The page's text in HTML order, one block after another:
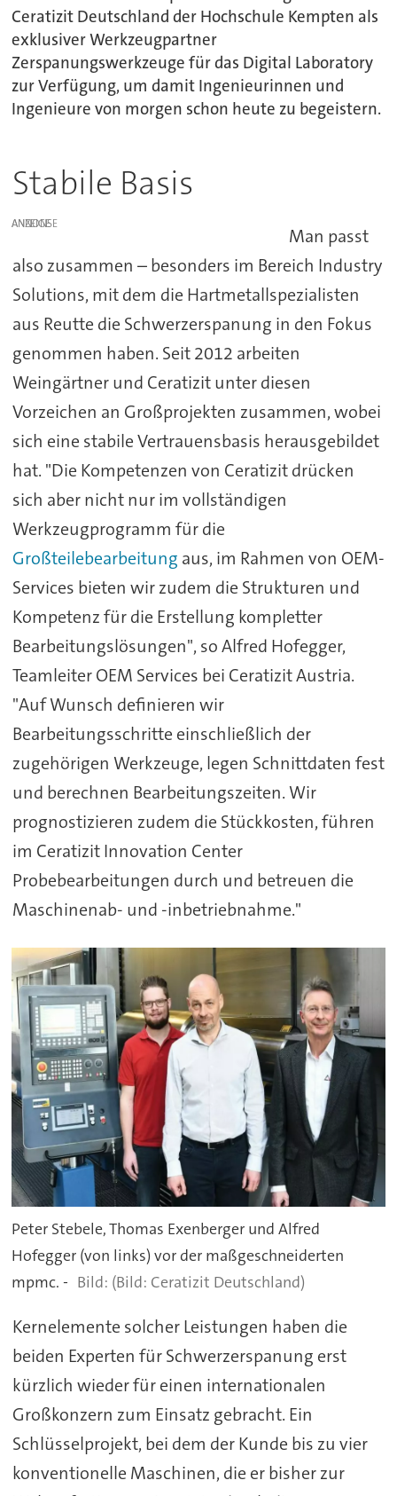
Ceratizit Deutschland der Hochschule Kempten als
exklusiver Werkzeugpartner
Zerspanungswerkzeuge für das Digital Laboratory
zur Verfügung, um damit Ingenieurinnen und
Ingenieure von morgen schon heute zu begeistern.
Stabile Basis
ANZEIGE
Man passt
also zusammen – besonders im Bereich Industry
Solutions, mit dem die Hartmetallspezialisten
aus Reutte die Schwerzerspanung in den Fokus
genommen haben. Seit 2012 arbeiten
Weingärtner und Ceratizit unter diesen
Vorzeichen an Großprojekten zusammen, wobei
sich eine stabile Vertrauensbasis herausgebildet
hat. "Die Kompetenzen von Ceratizit drücken
sich aber nicht nur im vollständigen
Werkzeugprogramm für die
Großteilebearbeitung aus, im Rahmen von OEM-
Services bieten wir zudem die Strukturen und
Kompetenz für die Erstellung kompletter
Bearbeitungslösungen", so Alfred Hofegger,
Teamleiter OEM Services bei Ceratizit Austria.
"Auf Wunsch definieren wir
Bearbeitungsschritte einschließlich der
zugehörigen Werkzeuge, legen Schnittdaten fest
und berechnen Bearbeitungszeiten. Wir
prognostizieren zudem die Stückkosten, führen
im Ceratizit Innovation Center
Probebearbeitungen durch und betreuen die
Maschinenab- und -inbetriebnahme."
Peter Stebele, Thomas Exenberger und Alfred
Hofegger (von links) vor der maßgeschneiderten
mpmc. -
(Bild: Ceratizit Deutschland)
Kernelemente solcher Leistungen haben die
beiden Experten für Schwerzerspanung erst
kürzlich wieder für einen internationalen
Großkonzern zum Einsatz gebracht. Ein
Schlüsselprojekt, bei dem der Kunde bis zu vier
konventionelle Maschinen, die er bisher zur